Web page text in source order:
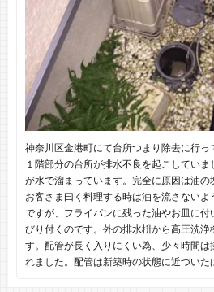
神奈川区金港町にて台所つまり除去に行
１階部分の台所が排水不良を起こしてい
が水で溜まっています。完全に原因は油の
お客さま曰く料理する時は油を流さない
ですが、フライパンに残った油やお皿に付
びり付くのです。外の排水枡から高圧洗浄
す。配管が長く入りにくい為、少々時間は
れました。配管は新築時の状態に近づいた